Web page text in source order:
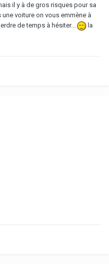
il y à de gros risques pour sa
voiture on vous emmène à
de temps à hésiter...
la